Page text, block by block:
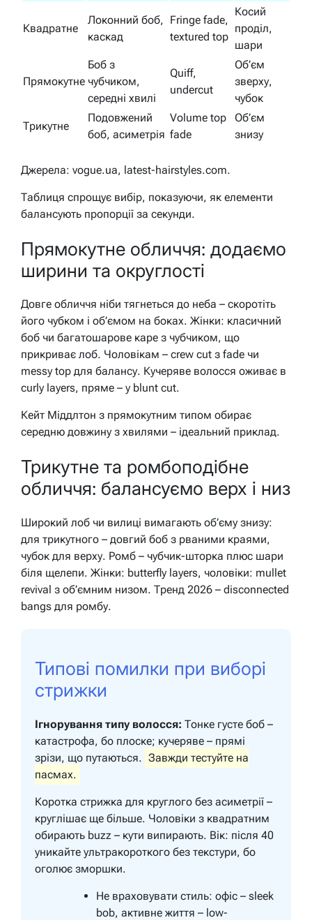
Квадратне
Локонний боб,
каскад
Fringe fade,
textured top
Косий
проділ,
шари
Прямокутне
Боб з
чубчиком,
середні хвилі
Quiff,
undercut
Об’єм
зверху,
чубок
Трикутне
Подовжений
боб, асиметрія
Volume top
fade
Об’єм
знизу
Джерела: vogue.ua, latest-hairstyles.com.
Таблиця спрощує вибір, показуючи, як елементи
балансують пропорції за секунди.
Прямокутне обличчя: додаємо
ширини та округлості
Довге обличчя ніби тягнеться до неба – скоротіть
його чубком і об’ємом на боках. Жінки: класичний
боб чи багатошарове каре з чубчиком, що
прикриває лоб. Чоловікам – crew cut з fade чи
messy top для балансу. Кучеряве волосся оживає в
curly layers, пряме – у blunt cut.
Кейт Міддлтон з прямокутним типом обирає
середню довжину з хвилями – ідеальний приклад.
Трикутне та ромбоподібне
обличчя: балансуємо верх і низ
Широкий лоб чи вилиці вимагають об’єму знизу:
для трикутного – довгий боб з рваними краями,
чубок для верху. Ромб – чубчик-шторка плюс шари
біля щелепи. Жінки: butterfly layers, чоловіки: mullet
revival з об’ємним низом. Тренд 2026 – disconnected
bangs для ромбу.
Типові помилки при виборі
стрижки
Ігнорування типу волосся: Тонке густе боб –
катастрофа, бо плоске; кучеряве – прямі
зрізи, що путаються. Завжди тестуйте на
пасмах.
Коротка стрижка для круглого без асиметрії –
круглішає ще більше. Чоловіки з квадратним
обирають buzz – кути випирають. Вік: після 40
уникайте ультракороткого без текстури, бо
оголює зморшки.
Не враховувати стиль: офіс – sleek
bob, активне життя – low-